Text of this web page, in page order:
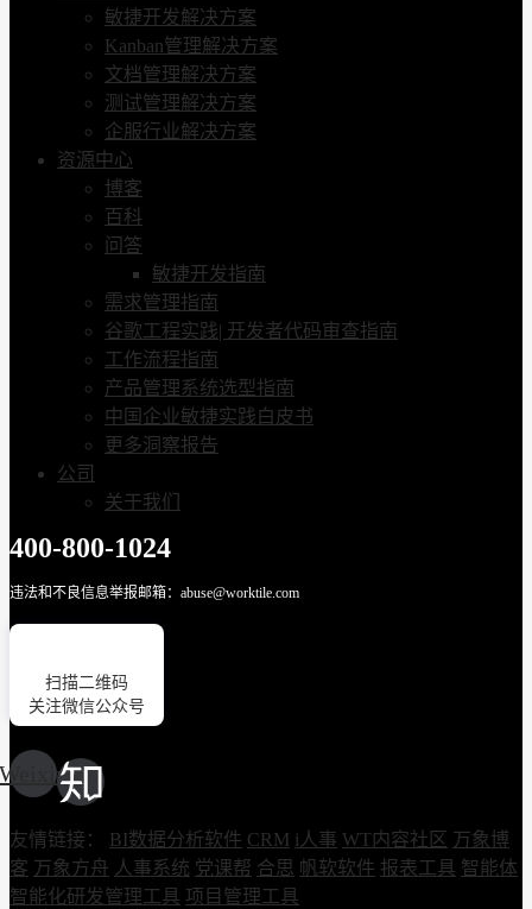
敏捷开发解决方案
Kanban管理解决方案
文档管理解决方案
测试管理解决方案
企服行业解决方案
资源中心
博客
百科
问答
敏捷开发指南
需求管理指南
谷歌工程实践| 开发者代码审查指南
工作流程指南
产品管理系统选型指南
中国企业敏捷实践白皮书
更多洞察报告
公司
关于我们
400-800-1024
违法和不良信息举报邮箱：abuse@worktile.com
扫描二维码
关注微信公众号
Weixin
友情链接： BI数据分析软件 CRM i人事 WT内容社区 万象博
客 万象方舟 人事系统 党课帮 合思 帆软软件 报表工具 智能体
智能化研发管理工具 项目管理工具